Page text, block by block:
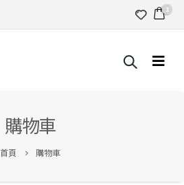
1
購物車
首頁 購物車